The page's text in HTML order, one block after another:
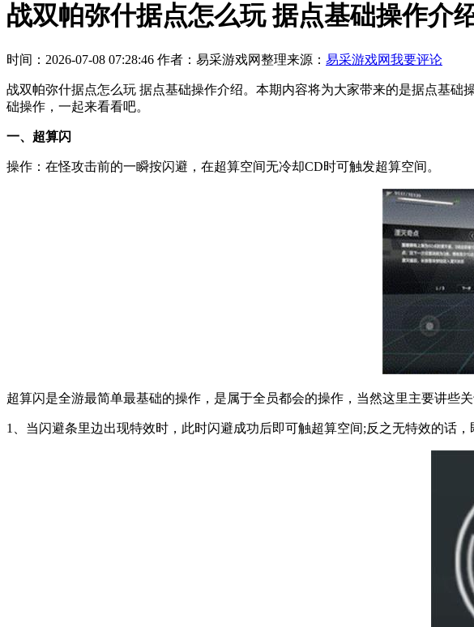
战双帕弥什据点怎么玩 据点基础操作介
时间：2026-07-08 07:28:46 作者：易采游戏网整理来源： 易采游戏网我要评论
战双帕弥什据点怎么玩 据点基础操作介绍。本期内容将为大家带来的是据点基
础操作，一起来看看吧。
一、超算闪
操作：在怪攻击前的一瞬按闪避，在超算空间无冷却CD时可触发超算空间。
超算闪是全游最简单最基础的操作，是属于全员都会的操作，当然这里主要讲些
1、当闪避条里边出现特效时，此时闪避成功后即可触超算空间;反之无特效的话